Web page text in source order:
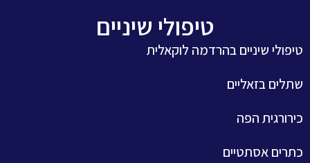
טיפולי שיניים
טיפולי שיניים בהרדמה לוקאלית
שתלים בזאליים
כירורגית הפה
כתרים אסתטיים